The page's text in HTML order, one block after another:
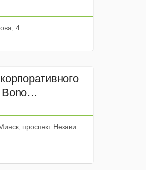
4
Bono
проспект Независимости, 95